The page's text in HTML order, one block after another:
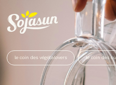
le coin des végétalovers le coin des